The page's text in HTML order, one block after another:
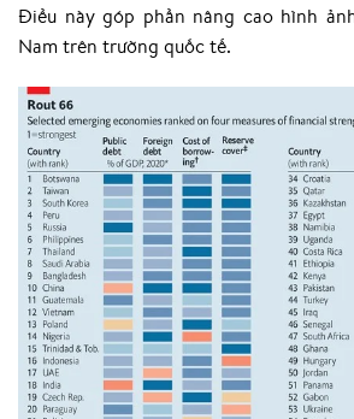
Điều này góp phần nâng cao hình
Nam trên trường quốc tế.